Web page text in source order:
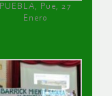
PUEBLA, Pue, 27
Enero